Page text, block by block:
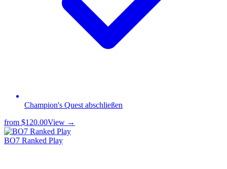
Champion's Quest abschließen
from $120.00View →
BO7 Ranked Play